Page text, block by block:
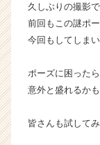
久しぶりの撮影で
前回もこの謎ポ
今回もしてしま
ポーズに困った
意外と盛れるか
皆さんも試して